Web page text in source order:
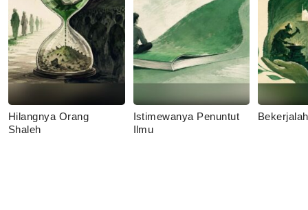
Hilangnya Orang
Shaleh
Istimewanya Penuntut
Ilmu
Bekerjalah